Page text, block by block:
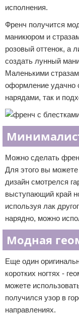
исполнения.
Френч получится
маникюром и
розовый оттенок, а
создать лунный
Маленькими
оформление удачно
нарядами, так и
Можно сделать
Для этого вы
дизайн смотрелся
выступающий край
используя лак
нарядно, можно
Модная
Еще один
коротких ногтях -
можете
получился узор в
направлениях.